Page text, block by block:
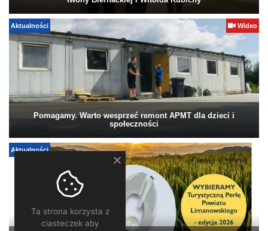
Aktualności Wideo
Pomagamy. Warto wesprzeć remont APMT dla dzieci i
społeczności
Aktualności
Ta strona korzysta z
ciasteczek aby